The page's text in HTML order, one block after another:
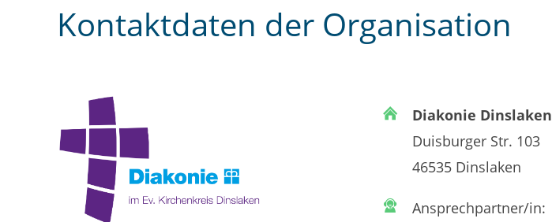
Kontaktdaten der Organisation
Diakonie Dinslaken
Duisburger Str. 103
46535 Dinslaken
Ansprechpartner/in: